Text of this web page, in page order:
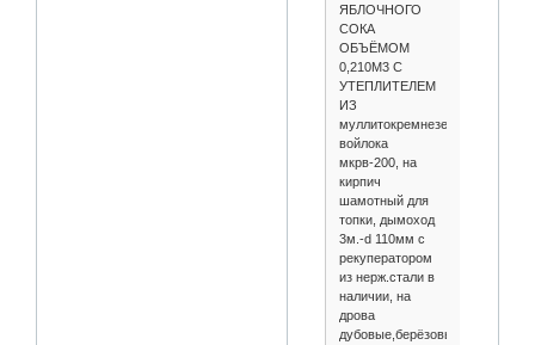
ЯБЛОЧНОГО
СОКА
ОБЪЁМОМ
0,210М3 C
УТЕПЛИТЕЛЕМ
ИЗ
муллитокремнеземистого
войлока
мкрв-200, на
кирпич
шамотный для
топки, дымоход
3м.-d 110мм с
рекуператором
из нерж.стали в
наличии, на
дрова